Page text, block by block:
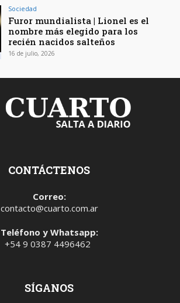
Sociedad
Furor mundialista | Lionel es el
nombre más elegido para los
recién nacidos salteños
16 de julio, 2026
CONTÁCTENOS
Correo:
contacto@cuarto.com.ar
Teléfono y Whatsapp:
+54 9 0387 4496462
SÍGANOS